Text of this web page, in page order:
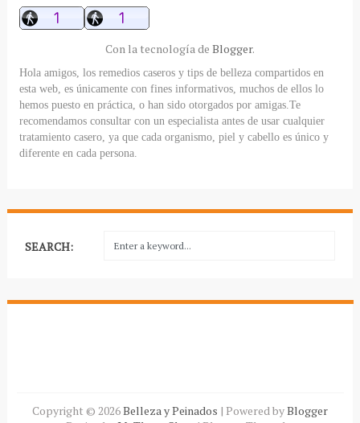
Con la tecnología de Blogger.
Hola amigos, los remedios caseros y tips de belleza compartidos en
esta web, es únicamente con fines informativos, muchos de ellos lo
hemos puesto en práctica, o han sido otorgados por amigas.Te
recomendamos consultar con un especialista antes de usar cualquier
tratamiento casero, ya que cada organismo, piel y cabello es único y
diferente en cada persona.
SEARCH:
Copyright ©2026Belleza y Peinados | Powered byBlogger